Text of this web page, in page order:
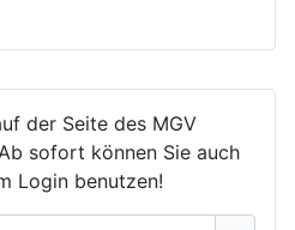
der Seite des MGV
sofort können Sie auch
Login benutzen!